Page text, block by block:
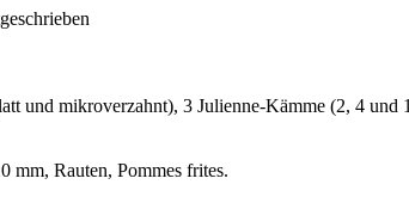
mikroverzahnt), 3 Julienne-Kämme (2, 4 und
mm, Rauten, Pommes frites.